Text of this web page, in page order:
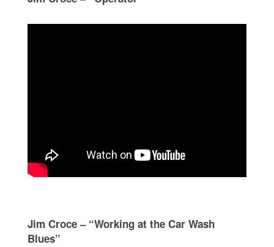
Jim Croce – “Working at the Car Wash
Blues”